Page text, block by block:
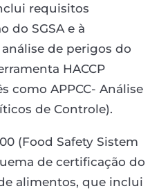
requisitos
do SGSA e à
de perigos do
HACCP
como APPCC- Análise
de Controle).
(Food Safety Sistem
de certificação do
alimentos, que inclui